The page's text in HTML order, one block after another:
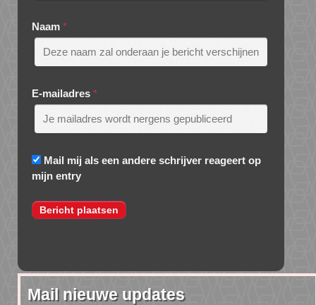
Naam *
E-mailadres *
Mail mij als een andere schrijver reageert op
mijn entry
Mail nieuwe updates